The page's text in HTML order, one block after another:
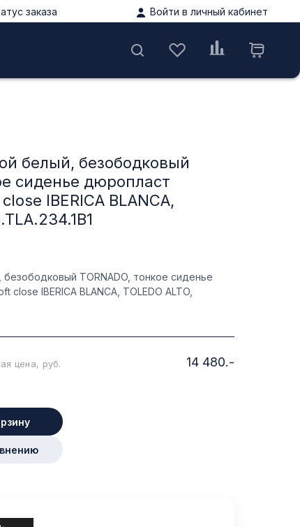
заказа Войти в личный кабинет
белый, безободковый
сиденье дюропласт
IBERICA BLANCA,
TORNADO, тонкое сиденье
IBERICA BLANCA, TOLEDO ALTO,
цена, руб. 14 480.-